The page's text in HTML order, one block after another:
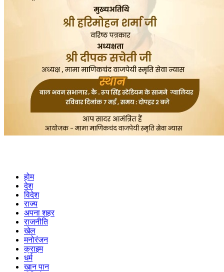
होम
देश
विदेश
राज्य
अपना शहर
राजनीति
खेल
मनोरंजन
क्राइम
धर्म
खान पान